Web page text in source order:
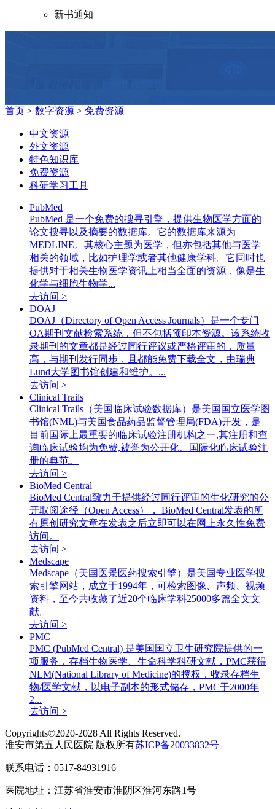
新书通知
首页 > 数字资源 > 免费资源
中文资源
外文资源
特色知识库
免费资源
科研学习工具
PubMed
PubMed 是一个免费的搜寻引擎，提供生物医学方面的
论文搜寻以及摘要的数据库。它的数据库来源为
MEDLINE。其核心主题为医学，但亦包括其他与医学
相关的领域，比如护理学或者其他健康学科。它同时也
提供对于相关生物医学资讯上相当全面的资源，像是生
化学与细胞生物学...
去访问 >
DOAJ
DOAJ（Directory of Open Access Journals）是一个专门
OA期刊文献检索系统，但不包括预印本资源。该系统收
录期刊的文章都是经过同行评议或严格评审的，质量
高，与期刊发行同步，且都能免费下载全文，由瑞典
Lund大学图书馆创建和维护。...
去访问 >
Clinical Trails
Clinical Trails（美国临床试验数据库）是美国国立医学图
书馆(NML)与美国食品药品监督管理局(FDA)开发，是
目前国际上最重要的临床试验注册机构之一,其注册和查
询临床试验均为免费,被誉为公开化、国际化临床试验注
册的典范。
去访问 >
BioMed Central
BioMed Central致力于提供经过同行评审的生化研究的公
开取阅途径（Open Access）， BioMed Central发表的所
有原创研究文章在发表之后立即可以在网上永久性免费
访问。
去访问 >
Medscape
Medscape（美国医景医药搜索引擎）是美国专业医学搜
索引擎网站，成立于1994年，可检索图像、声频、视频
资料，至今共收藏了近20个临床学科25000多篇全文文
献。
去访问 >
PMC
PMC (PubMed Central) 是美国国立卫生研究院提供的一
项服务，存档生物医学、生命科学科研文献，PMC获得
NLM(National Library of Medicine)的授权，收录存档生
物/医学文献，以电子副本的形式储存，PMC于2000年
2...
去访问 >
Copyrights©2020-2028 All Rights Reserved.
淮安市第五人民医院 版权所有苏ICP备20033832号
联系电话：0517-84931916
医院地址：江苏省淮安市淮阴区淮河东路1号